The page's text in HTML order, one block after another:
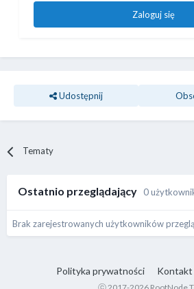
Zaloguj się
Udostępnij
Tematy
Ostatnio przeglądający 0
Brak zarejestrowanych użytkowników
Polityka prywatności Kontakt